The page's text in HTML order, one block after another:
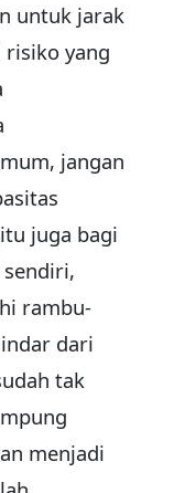
untuk jarak
risiko yang
jangan
juga bagi
rambu-
dari
tak
menjadi